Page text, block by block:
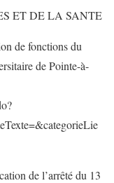
ET DE LA SANTE
de fonctions du
de Pointe-à-
de l’arrêté du 13